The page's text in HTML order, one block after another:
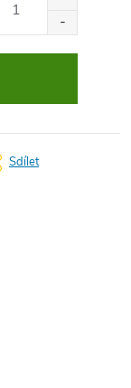
Sdílet